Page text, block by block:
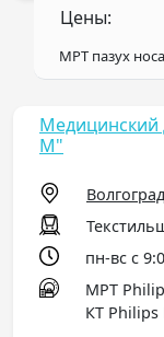
Цены:
МРТ пазух носа
Медицинский
М"
пн-вс с
МРТ
КТ Philips